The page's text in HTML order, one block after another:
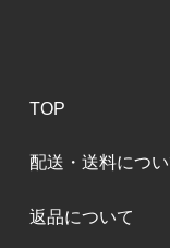
TOP
配送・送料につ
返品について